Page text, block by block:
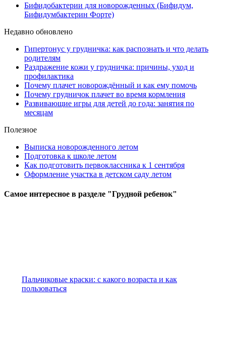
Бифидобактерии для новорожденных (Бифидум,
Бифидумбактерин Форте)
Недавно обновлено
Гипертонус у грудничка: как распознать и что делать
родителям
Раздражение кожи у грудничка: причины, уход и
профилактика
Почему плачет новорождённый и как ему помочь
Почему грудничок плачет во время кормления
Развивающие игры для детей до года: занятия по
месяцам
Полезное
Выписка новорожденного летом
Подготовка к школе летом
Как подготовить первоклассника к 1 сентября
Оформление участка в детском саду летом
Самое интересное в разделе "Грудной ребенок"
Пальчиковые краски: с какого возраста и как
пользоваться